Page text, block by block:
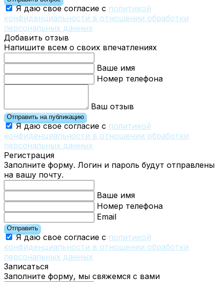
Я даю свое согласие с политикой
конфиденциальности в отношении обработки
персональных данных
Добавить отзыв
Напишите всем о своих впечатлениях
Ваше имя
Номер телефона
Ваш отзыв
Отправить на публикацию
Я даю свое согласие с политикой
конфиденциальности в отношении обработки
персональных данных
Регистрация
Заполните форму. Логин и пароль будут отправлены
на вашу почту.
Ваше имя
Номер телефона
Email
Отправить
Я даю свое согласие с политикой
конфиденциальности в отношении обработки
персональных данных
Записаться
Заполните форму, мы свяжемся с вами